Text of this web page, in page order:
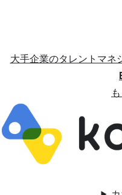
大手企業のタレントマネ